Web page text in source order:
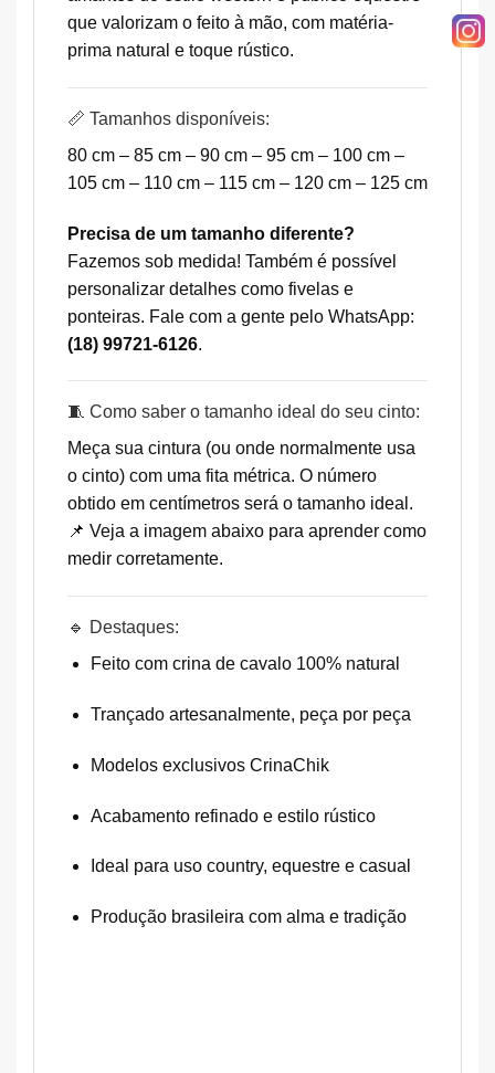
que valorizam o feito à mão, com matéria-
prima natural e toque rústico.
📏 Tamanhos disponíveis:
80 cm – 85 cm – 90 cm – 95 cm – 100 cm –
105 cm – 110 cm – 115 cm – 120 cm – 125 cm
Precisa de um tamanho diferente?
Fazemos sob medida! Também é possível
personalizar detalhes como fivelas e
ponteiras. Fale com a gente pelo WhatsApp:
(18) 99721-6126.
🧵 Como saber o tamanho ideal do seu cinto:
Meça sua cintura (ou onde normalmente usa
o cinto) com uma fita métrica. O número
obtido em centímetros será o tamanho ideal.
📌 Veja a imagem abaixo para aprender como
medir corretamente.
🔹 Destaques:
Feito com crina de cavalo 100% natural
Trançado artesanalmente, peça por peça
Modelos exclusivos CrinaChik
Acabamento refinado e estilo rústico
Ideal para uso country, equestre e casual
Produção brasileira com alma e tradição